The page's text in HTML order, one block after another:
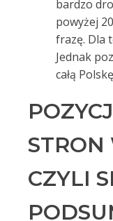
bardzo
powyżej
frazę. Dla
Jednak
całą
CZYLI